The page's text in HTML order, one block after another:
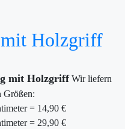
mit Holzgriff
mit HolzgriffWir liefern
Größen:
= 14,90 €
= 29,90 €